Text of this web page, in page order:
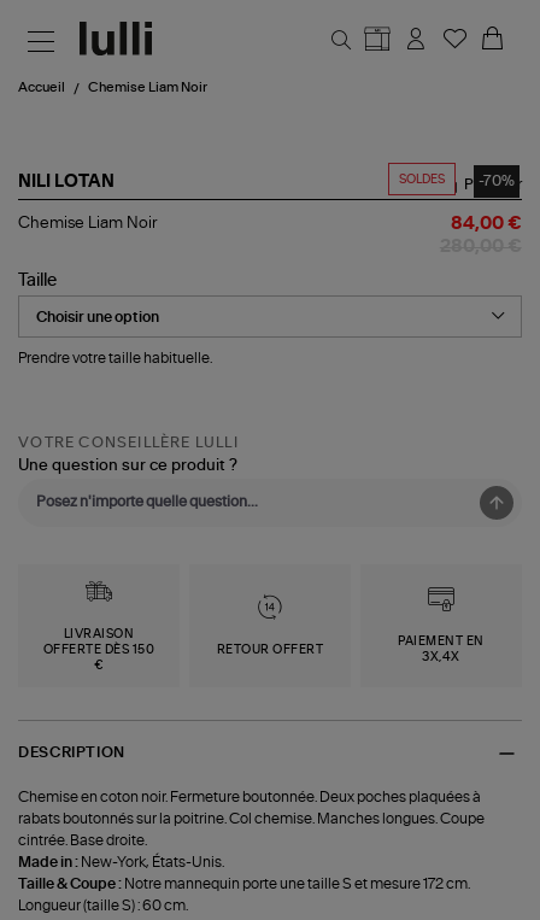
Accueil Chemise Liam Noir
SOLDES -70%
NILI LOTAN
Chemise
Partager
Chemise Liam Noir 84,00 €
Taille
Prendre votre taille habituelle.
VOTRE CONSEILLÈRE LULLI
Une question sur ce produit ?
LIVRAISON
OFFERTE DÈS 150
€
RETOUR OFFERT
PAIEMENT EN
3X,4X
DESCRIPTION
Chemise en coton noir. Fermeture boutonnée. Deux poches plaquées à
rabats boutonnés sur la poitrine. Col chemise. Manches longues. Coupe
cintrée. Base droite.
Made in : New-York, États-Unis.
Taille & Coupe : Notre mannequin porte une taille S et mesure 172 cm.
Longueur (taille S) : 60 cm.